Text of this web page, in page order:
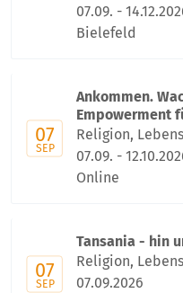
07.09. -
Bielefeld
07
SEP
Ankommen.
Empowerment
Religion,
07.09. -
Online
07
SEP
Tansania - hin
Religion,
07.09.2026